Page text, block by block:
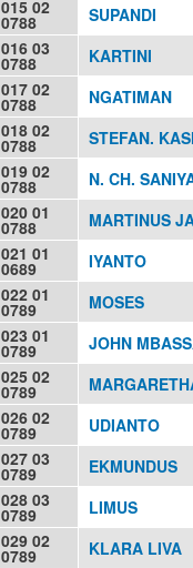
015 02
0788
SUPANDI
016 03
0788
KARTINI
017 02
0788
NGATIMAN
018 02
0788
STEFAN.
019 02
0788
N. CH.
020 01
0788
MARTINUS
021 01
0689
IYANTO
022 01
0789
MOSES
023 01
0789
JOHN
025 02
0789
026 02
0789
UDIANTO
027 03
0789
EKMUNDUS
028 03
0789
LIMUS
029 02
0789
KLARA LIVA